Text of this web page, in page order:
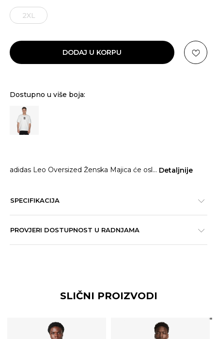
2XL
DODAJ U KORPU
Dostupno u više boja:
adidas Leo Oversized Ženska Majica će osl... Detaljnije
SPECIFIKACIJA
PROVJERI DOSTUPNOST U RADNJAMA
SLIČNI PROIZVODI